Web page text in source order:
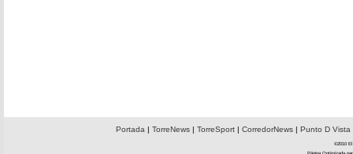
Portada | TorreNews| TorreSport| CorredorNews| Punto D Vista
©2010 El